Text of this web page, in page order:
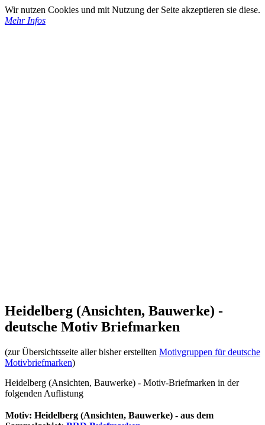
Wir nutzen Cookies und mit Nutzung der Seite akzeptieren sie diese.
Mehr Infos
Heidelberg (Ansichten, Bauwerke) -
deutsche Motiv Briefmarken
(zur Übersichtsseite aller bisher erstellten Motivgruppen für deutsche
Motivbriefmarken)
Heidelberg (Ansichten, Bauwerke) - Motiv-Briefmarken in der
folgenden Auflistung
Motiv: Heidelberg (Ansichten, Bauwerke) - aus dem